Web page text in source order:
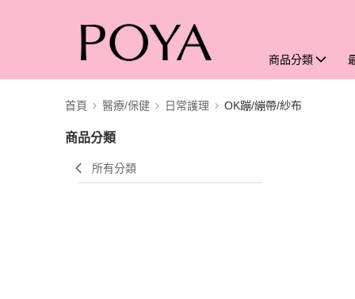
商品分類
首頁 醫療/保健 日常護理 OK蹦/繃帶/紗布
商品分類
所有分類